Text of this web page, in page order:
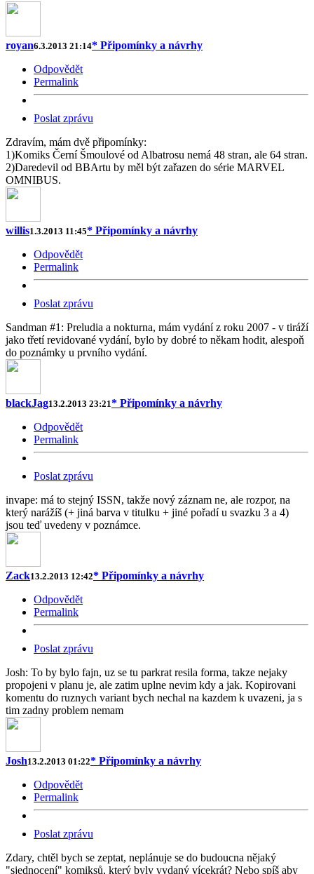
royan6.3.2013 21:14* Připomínky a návrhy
Odpovědět
Permalink
Poslat zprávu
Zdravím, mám dvě připomínky:
1)Komiks Černí Šmoulové od Albatrosu nemá 48 stran, ale 64 stran.
2)Daredevil od BBArtu by měl být zařazen do série MARVEL
OMNIBUS.
willis1.3.2013 11:45* Připomínky a návrhy
Odpovědět
Permalink
Poslat zprávu
Sandman #1: Preludia a nokturna, mám vydání z roku 2007 - v tiráží
jako třetí revidované vydání, bylo by dobré to někam hodit, alespoň
do poznámky u prvního vydání.
blackJag13.2.2013 23:21* Připomínky a návrhy
Odpovědět
Permalink
Poslat zprávu
invape: má to stejný ISSN, takže nový záznam ne, ale rozpor, na
který narážíš (+ jiná barva v titulku + jiné pořadí u svazku 3 a 4)
jsou teď uvedeny v poznámce.
Zack13.2.2013 12:42* Připomínky a návrhy
Odpovědět
Permalink
Poslat zprávu
Josh: To by bylo fajn, uz se tu parkrat resila forma, takze nejaky
propojeni v planu je, ale zatim uplne nevim kdy a jak. Kopirovani
komentu do ruznych variant bych nechal na kazdem k uvazeni, ja s
tim zadny problem nemam
Josh13.2.2013 01:22* Připomínky a návrhy
Odpovědět
Permalink
Poslat zprávu
Zdary, chtěl bych se zeptat, neplánuje se do budoucna nějaký
"sjednocení" komiksů, který byly vydaný vícekrát? Nebo spíš aby